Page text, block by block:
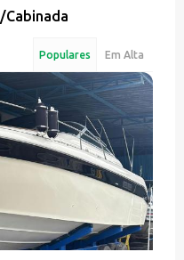
/Cabinada
Populares Em Alta